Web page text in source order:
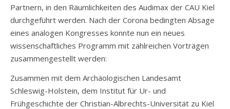
Partnern, in den Räumlichkeiten des Audimax der CAU Kiel
durchgeführt werden. Nach der Corona bedingten Absage
eines analogen Kongresses konnte nun ein neues
wissenschaftliches Programm mit zahlreichen Vorträgen
zusammengestellt werden:
Zusammen mit dem Archäologischen Landesamt
Schleswig-Holstein, dem Institut für Ur- und
Frühgeschichte der Christian-Albrechts-Universität zu Kiel